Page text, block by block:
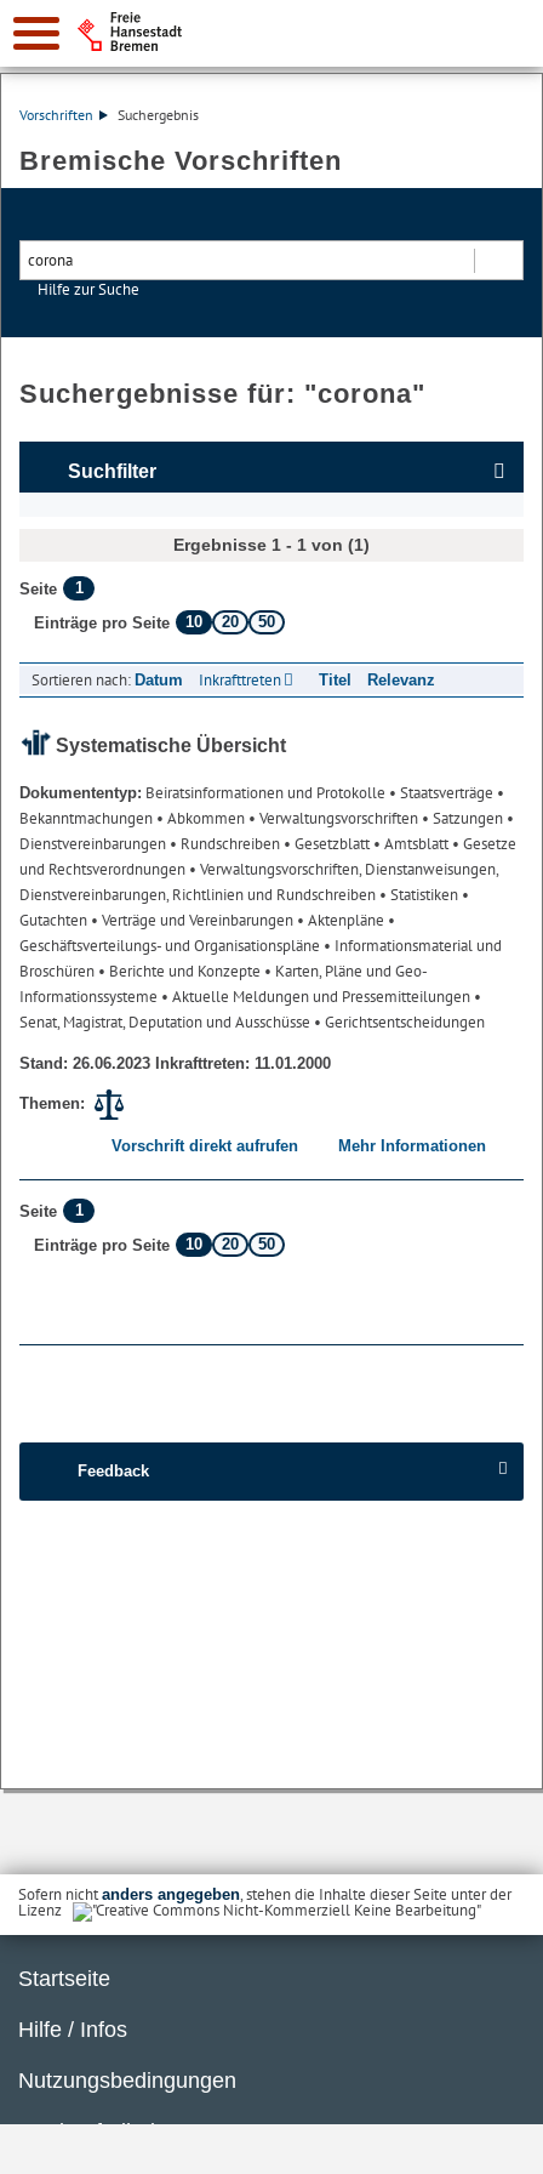
Vorschriften Suchergebnis
Bremische Vorschriften
Hilfe zur Suche
Suchergebnisse für: "corona"
Suchfilter
Ergebnisse 1 - 1 von (1)
Seite
1
Einträge pro Seite
10 20 50
Sortieren nach: Datum Inkrafttreten Titel Relevanz
Systematische Übersicht
Dokumententyp: Beiratsinformationen und Protokolle • Staatsverträge •
Bekanntmachungen • Abkommen • Verwaltungsvorschriften • Satzungen •
Dienstvereinbarungen • Rundschreiben • Gesetzblatt• Amtsblatt• Gesetze
und Rechtsverordnungen • Verwaltungsvorschriften, Dienstanweisungen,
Dienstvereinbarungen, Richtlinien und Rundschreiben • Statistiken •
Gutachten • Verträge und Vereinbarungen • Aktenpläne •
Geschäftsverteilungs- und Organisationspläne • Informationsmaterial und
Broschüren • Berichte und Konzepte • Karten, Pläne und Geo-
Informationssysteme • Aktuelle Meldungen und Pressemitteilungen •
Senat, Magistrat, Deputation und Ausschüsse • Gerichtsentscheidungen
Stand: 26.06.2023 Inkrafttreten: 11.01.2000
Themen:
Vorschrift direkt aufrufen Mehr Informationen
Seite
1
Einträge pro Seite
10 20 50
Feedback
Sofern nichtanders angegeben, stehen die Inhalte dieser Seite unter der
Lizenz
Startseite
Hilfe / Infos
Nutzungsbedingungen
Barrierefreiheit